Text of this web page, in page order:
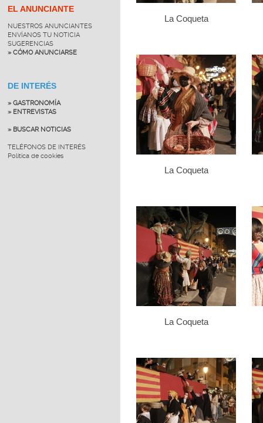
EL ANUNCIANTE
NUESTROS ANUNCIANTES
ENVÍANOS TU NOTICIA
SUGERENCIAS
» CÓMO ANUNCIARSE
DE INTERÉS
» GASTRONOMÍA
» ENTREVISTAS
» BUSCAR NOTICIAS
TELÉFONOS DE INTERÉS
Política de cookies
La Coqueta
La Coqueta
La Coqueta